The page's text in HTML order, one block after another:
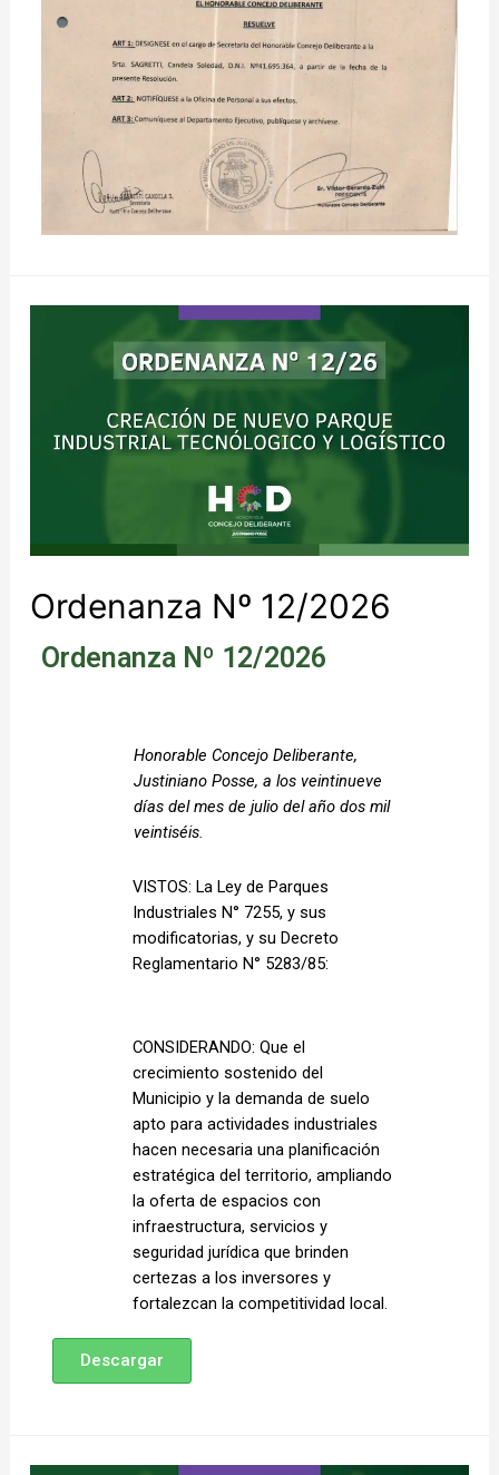
Ordenanza Nº 12/2026
Ordenanza Nº 12/2026
Honorable Concejo Deliberante,
Justiniano Posse, a los veintinueve
días del mes de julio del año dos mil
veintiséis.
VISTOS: La Ley de Parques
Industriales N° 7255, y sus
modificatorias, y su Decreto
Reglamentario N° 5283/85:
CONSIDERANDO: Que el
crecimiento sostenido del
Municipio y la demanda de suelo
apto para actividades industriales
hacen necesaria una planificación
estratégica del territorio, ampliando
la oferta de espacios con
infraestructura, servicios y
seguridad jurídica que brinden
certezas a los inversores y
fortalezcan la competitividad local.
Descargar